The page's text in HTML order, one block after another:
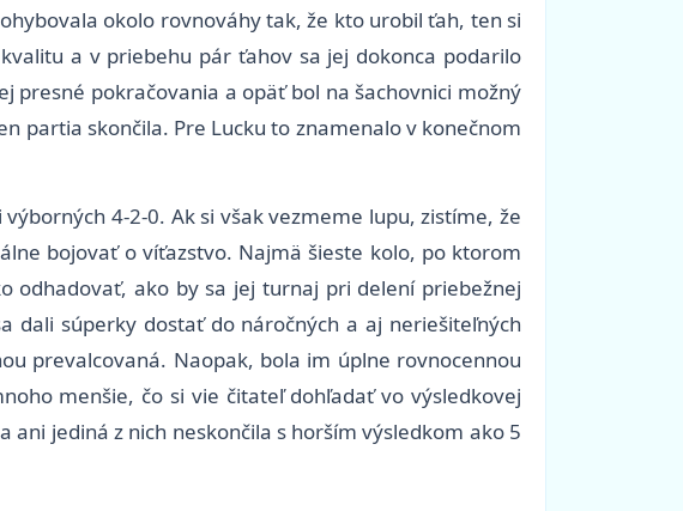
okolo rovnováhy tak, že kto urobil ťah, ten si
a v priebehu pár ťahov sa jej dokonca podarilo
presné pokračovania a opäť bol na šachovnici možný
partia skončila. Pre Lucku to znamenalo v konečnom
4-2-0. Ak si však vezmeme lupu, zistíme, že
bojovať o víťazstvo. Najmä šieste kolo, po ktorom
odhadovať, ako by sa jej turnaj pri delení priebežnej
dali súperky dostať do náročných a aj neriešiteľných
prevalcovaná. Naopak, bola im úplne rovnocennou
menšie, čo si vie čitateľ dohľadať vo výsledkovej
jediná z nich neskončila s horším výsledkom ako 5